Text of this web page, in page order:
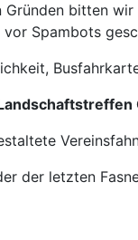
bitten
Spambots
der letzten